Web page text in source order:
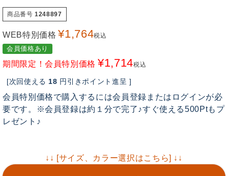
商品番号 1248897
WEB特別価格 ¥1,764税込
会員価格あり
期間限定！会員特別価格 ¥1,714税込
[次回使える 18 円引きポイント進呈 ]
会員特別価格で購入するには会員登録またはログインが必
要です。※会員登録は約１分で完了♪すぐ使える500Ptもプ
レゼント♪
↓↓ [サイズ、カラー選択はこちら] ↓↓